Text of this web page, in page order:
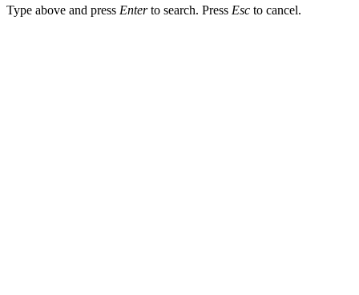
Type above and press Enterto search. Press Esc to cancel.